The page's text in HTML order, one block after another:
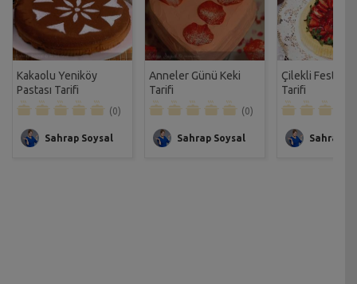
Kakaolu Yeniköy
Pastası Tarifi
(0)
Sahrap Soysal
Anneler Günü Keki
Tarifi
(0)
Sahrap Soysal
Çilekli Festival
Tarifi
Sahrap